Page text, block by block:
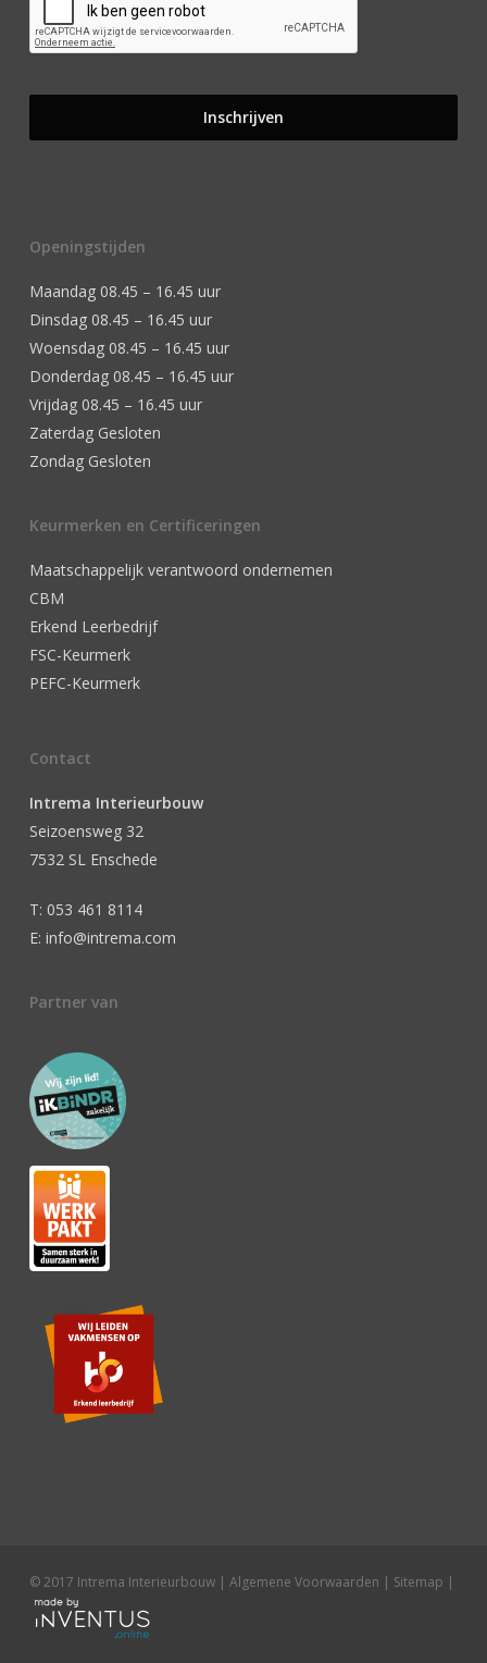
Openingstijden
Maandag 08.45 – 16.45 uur
Dinsdag 08.45 – 16.45 uur
Woensdag 08.45 – 16.45 uur
Donderdag 08.45 – 16.45 uur
Vrijdag 08.45 – 16.45 uur
Zaterdag Gesloten
Zondag Gesloten
Keurmerken en Certificeringen
Maatschappelijk verantwoord ondernemen
CBM
Erkend Leerbedrijf
FSC-Keurmerk
PEFC-Keurmerk
Contact
Intrema Interieurbouw
Seizoensweg 32
7532 SL Enschede
T: 053 461 8114
E: info@intrema.com
Partner van
© 2017 Intrema Interieurbouw | Algemene Voorwaarden | Sitemap |